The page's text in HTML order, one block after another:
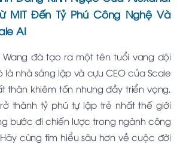
MIT Đến Tỷ Phú Công Nghệ Và
AI
Wang đã tạo ra một tên tuổi vang dội
là nhà sáng lập và cựu CEO của Scale
thân khiêm tốn nhưng đầy triển vọng,
thành tỷ phú tự lập trẻ nhất thế giới
bước đi chiến lược trong ngành công
cùng tìm hiểu sâu hơn về cuộc đời